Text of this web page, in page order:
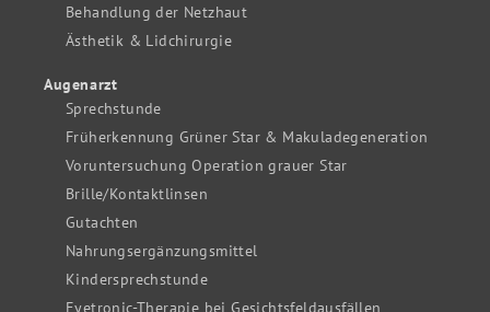
Behandlung der Netzhaut
Ästhetik & Lidchirurgie
Augenarzt
Sprechstunde
Früherkennung Grüner Star & Makuladegeneration
Voruntersuchung Operation grauer Star
Brille/Kontaktlinsen
Gutachten
Nahrungsergänzungsmittel
Kindersprechstunde
Eyetronic-Therapie bei Gesichtsfeldausfällen